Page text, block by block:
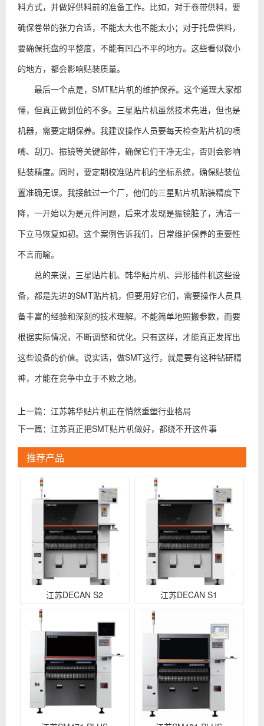
料方式，并做好供料前的准备工作。比如，对于卷带供料，要
确保卷带的张力合适，不能太大也不能太小；对于托盘供料，
要确保托盘的平整度，不能有凹凸不平的地方。这些看似微小
的地方，都会影响贴装质量。
最后一个点是，SMT贴片机的维护保养。这个道理大家都
懂，但真正做到位的不多。三星贴片机虽然技术先进，但也是
机器，需要定期保养。我建议操作人员要每天检查贴片机的喷
嘴、刮刀、振镜等关键部件，确保它们干净无尘，否则会影响
贴装精度。同时，要定期校准贴片机的坐标系统，确保贴装位
置准确无误。我接触过一个厂，他们的三星贴片机贴装精度下
降，一开始以为是元件问题，后来才发现是振镜脏了，清洁一
下立马恢复如初。这个案例告诉我们，日常维护保养的重要性
不言而喻。
总的来说，三星贴片机、韩华贴片机、异形插件机这些设
备，都是先进的SMT贴片机，但要用好它们，需要操作人员具
备丰富的经验和深刻的技术理解。不能简单地照搬参数，而要
根据实际情况，不断调整和优化。只有这样，才能真正发挥出
这些设备的价值。说实话，做SMT这行，就是要有这种钻研精
神，才能在竞争中立于不败之地。
上一篇： 江苏韩华贴片机正在悄然重塑行业格局
下一篇： 江苏真正把SMT贴片机做好，都绕不开这件事
推荐产品
江苏DECAN S2 江苏DECAN S1